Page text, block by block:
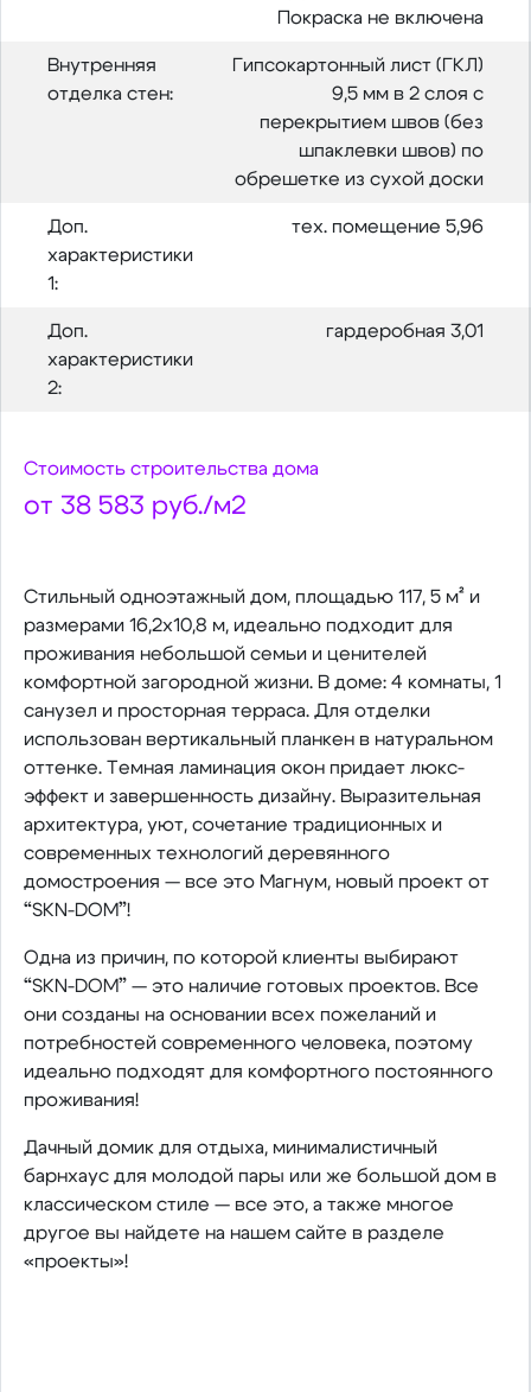
Покраска не включена
Внутренняя
отделка стен:
Гипсокартонный лист (ГКЛ)
9,5 мм в 2 слоя с
перекрытием швов (без
шпаклевки швов) по
обрешетке из сухой доски
Доп.
характеристики
1:
тех. помещение 5,96
Доп.
характеристики
2:
гардеробная 3,01
Стоимость строительства дома
от 38 583 руб./м2
Стильный одноэтажный дом, площадью 117, 5 м² и
размерами 16,2х10,8 м, идеально подходит для
проживания небольшой семьи и ценителей
комфортной загородной жизни. В доме: 4 комнаты, 1
санузел и просторная терраса. Для отделки
использован вертикальный планкен в натуральном
оттенке. Темная ламинация окон придает люкс-
эффект и завершенность дизайну. Выразительная
архитектура, уют, сочетание традиционных и
современных технологий деревянного
домостроения — все это Магнум, новый проект от
“SKN-DOM”!
Одна из причин, по которой клиенты выбирают
“SKN-DOM” — это наличие готовых проектов. Все
они созданы на основании всех пожеланий и
потребностей современного человека, поэтому
идеально подходят для комфортного постоянного
проживания!
Дачный домик для отдыха, минималистичный
барнхаус для молодой пары или же большой дом в
классическом стиле — все это, а также многое
другое вы найдете на нашем сайте в разделе
«проекты»!